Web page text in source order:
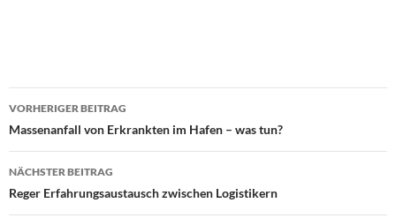
Beitragsnavigation
VORHERIGER BEITRAG
Massenanfall von Erkrankten im Hafen – was tun?
NÄCHSTER BEITRAG
Reger Erfahrungsaustausch zwischen Logistikern